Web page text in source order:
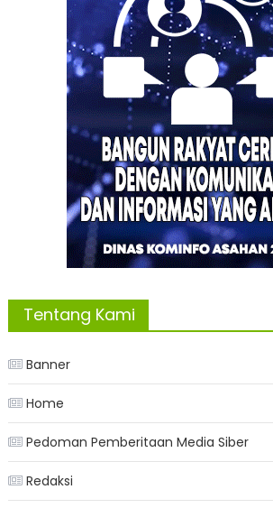
Tentang Kami
Banner
Home
Pedoman Pemberitaan Media Siber
Redaksi